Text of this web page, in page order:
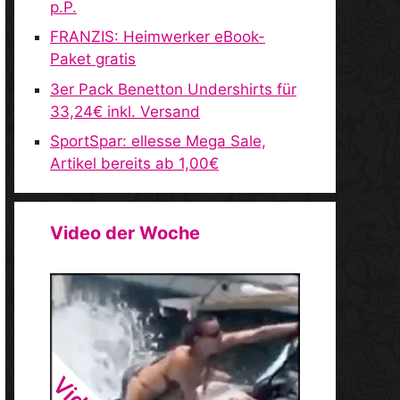
p.P.
FRANZIS: Heimwerker eBook-
Paket gratis
3er Pack Benetton Undershirts für
33,24€ inkl. Versand
SportSpar: ellesse Mega Sale,
Artikel bereits ab 1,00€
Video der Woche